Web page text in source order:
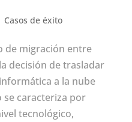
Casos de éxito
de migración entre
decisión de trasladar
a la nube
se caracteriza por
tecnológico,